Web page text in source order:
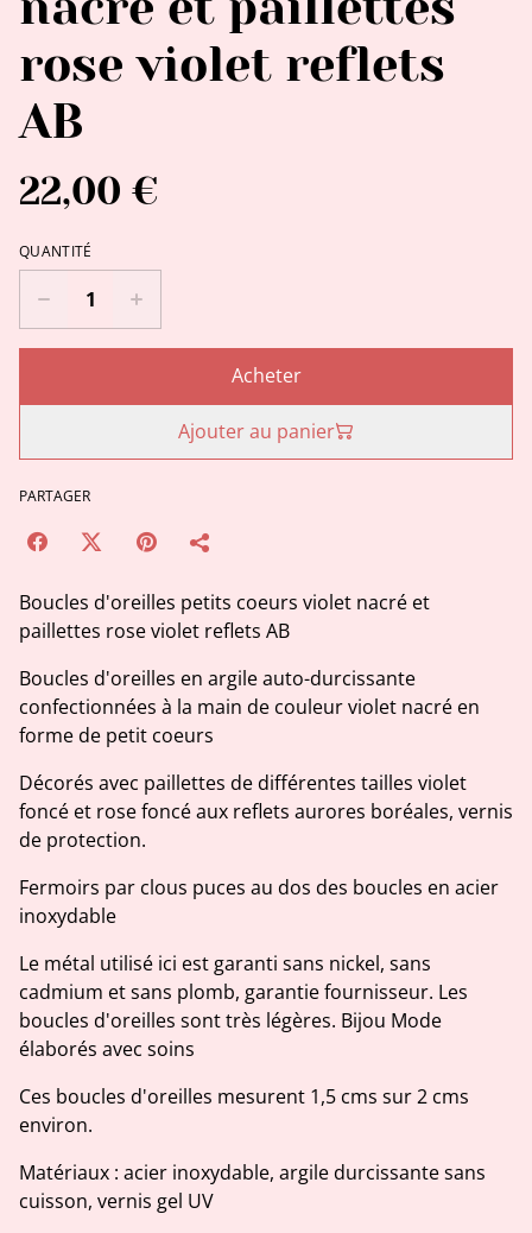
rose violet reflets
AB
22,00 €
QUANTITÉ
Acheter
Ajouter au panier
PARTAGER
Boucles d'oreilles petits coeurs violet nacré et
paillettes rose violet reflets AB
Boucles d'oreilles en argile auto-durcissante
confectionnées à la main de couleur violet nacré en
forme de petit coeurs
Décorés avec paillettes de différentes tailles violet
foncé et rose foncé aux reflets aurores boréales, vernis
de protection.
Fermoirs par clous puces au dos des boucles en acier
inoxydable
Le métal utilisé ici est garanti sans nickel, sans
cadmium et sans plomb, garantie fournisseur. Les
boucles d'oreilles sont très légères. Bijou Mode
élaborés avec soins
Ces boucles d'oreilles mesurent 1,5 cms sur 2 cms
environ.
Matériaux : acier inoxydable, argile durcissante sans
cuisson, vernis gel UV